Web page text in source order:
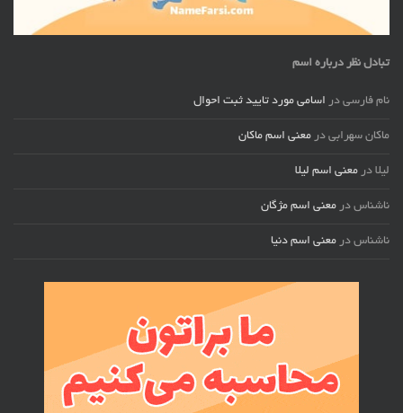
تبادل نظر درباره اسم
نام فارسی در اسامی مورد تایید ثبت احوال
ماکان سهرابی در معنی اسم ماکان
لیلا در معنی اسم لیلا
ناشناس در معنی اسم مژگان
ناشناس در معنی اسم دنیا